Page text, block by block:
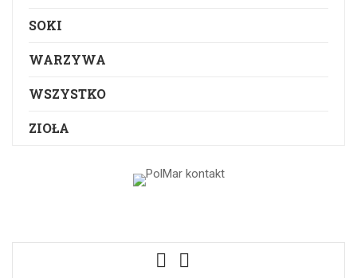
SOKI
WARZYWA
WSZYSTKO
ZIOŁA